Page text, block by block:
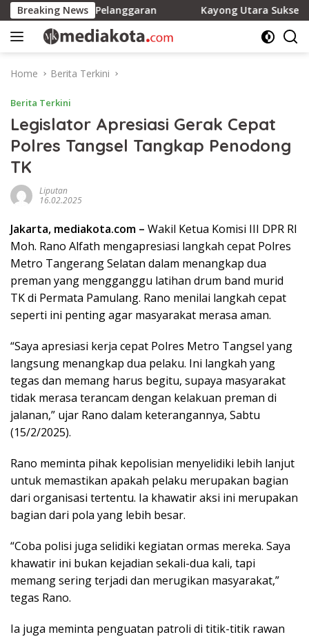
Skip
to
content
Breaking News
Pelanggaran Kayong Utara Sukses Jadi
Home Berita Terkini
Berita Terkini
Legislator Apresiasi Gerak Cepat
Polres Tangsel Tangkap Penodong
TK
Liputan
16.02.2025
Jakarta, mediakota.com – Wakil Ketua Komisi III DPR RI
Moh. Rano Alfath mengapresiasi langkah cepat Polres
Metro Tangerang Selatan dalam menangkap dua
preman yang mengganggu latihan drum band murid
TK di Permata Pamulang. Rano menilai langkah cepat
seperti ini penting agar masyarakat merasa aman.
“Saya apresiasi kerja cepat Polres Metro Tangsel yang
langsung menangkap dua pelaku. Ini langkah yang
tegas dan memang harus begitu, supaya masyarakat
tidak merasa terancam dengan kelakuan preman di
jalanan,” ujar Rano dalam keterangannya, Sabtu
(15/2/2025).
Rano meminta pihak kepolisian menyelidiki lebih lanjut
untuk memastikan apakah pelaku merupakan bagian
dari organisasi tertentu. Ia khawatir aksi ini merupakan
bagian dari pola yang lebih besar.
“Coba polisi juga selidiki kegiatan ormas mereka. Saya
khawatir ini bukan kejadian sekali-dua kali, tapi
memang sering terjadi dan merugikan masyarakat,”
tegas Rano.
Ia juga meminta penguatan patroli di titik-titik rawan